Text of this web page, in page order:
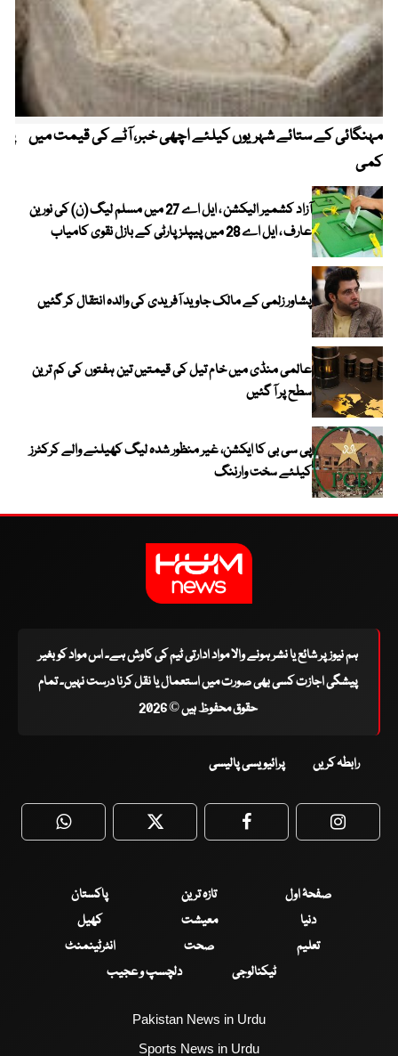
مہنگائی کے ستائے شہریوں کیلئے اچھی خبر، آٹے کی قیمت میں
کمی
آزاد کشمیر الیکشن ، ایل اے 27 میں مسلم لیگ (ن) کی نورین
عارف ، ایل اے 28 میں پیپلز پارٹی کے بازل نقوی کامیاب
پشاور زلمی کے مالک جاوید آفریدی کی والدہ انتقال کر گئیں
عالمی منڈی میں خام تیل کی قیمتیں تین ہفتوں کی کم ترین
سطح پر آ گئیں
پی سی بی کا ایکشن، غیر منظور شدہ لیگ کھیلنے والے کرکٹرز
کیلئے سخت وارننگ
ہم نیوز پر شائع یا نشر ہونے والا مواد ادارتی ٹیم کی کاوش ہے۔ اس مواد کو بغیر
پیشگی اجازت کسی بھی صورت میں استعمال یا نقل کرنا درست نہیں۔ تمام
حقوق محفوظ ہیں © 2026
رابطہ کریں پرائیویسی پالیسی
WhatsApp Twitter Facebook
صفحۂ اول تازہ ترین
پاکستان
دنیا
معیشت
کھیل
تعلیم
صحت
انٹرٹینمنٹ
ٹیکنالوجی
دلچسپ و عجیب
Pakistan News in Urdu
Sports News in Urdu